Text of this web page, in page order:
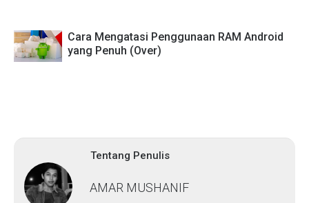
Tentang Penulis
Cara Mengatasi Penggunaan RAM Android
yang Penuh (Over)
AMAR MUSHANIF